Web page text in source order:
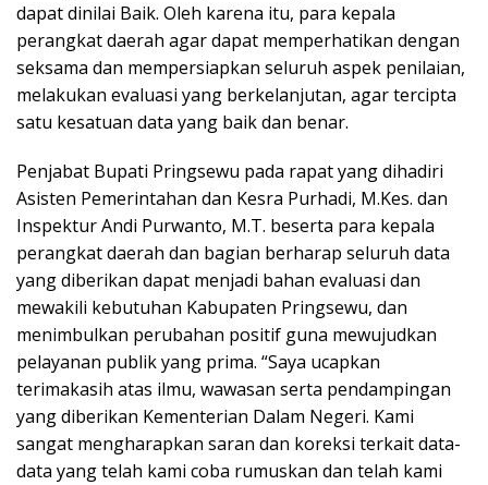
dapat dinilai Baik. Oleh karena itu, para kepala
perangkat daerah agar dapat memperhatikan dengan
seksama dan mempersiapkan seluruh aspek penilaian,
melakukan evaluasi yang berkelanjutan, agar tercipta
satu kesatuan data yang baik dan benar.
Penjabat Bupati Pringsewu pada rapat yang dihadiri
Asisten Pemerintahan dan Kesra Purhadi, M.Kes. dan
Inspektur Andi Purwanto, M.T. beserta para kepala
perangkat daerah dan bagian berharap seluruh data
yang diberikan dapat menjadi bahan evaluasi dan
mewakili kebutuhan Kabupaten Pringsewu, dan
menimbulkan perubahan positif guna mewujudkan
pelayanan publik yang prima. “Saya ucapkan
terimakasih atas ilmu, wawasan serta pendampingan
yang diberikan Kementerian Dalam Negeri. Kami
sangat mengharapkan saran dan koreksi terkait data-
data yang telah kami coba rumuskan dan telah kami